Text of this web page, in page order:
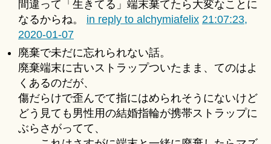
間違って「生きてる」端末棄てたら大変なことに
なるからね。 in reply to alchymiafelix 21:07:23,
2020-01-07
廃棄で未だに忘れられない話。
廃棄端末に古いストラップついたまま、てのはよ
くあるのだが、
傷だらけで歪んでて指にはめられそうにないけど
どう見ても男性用の結婚指輪が携帯ストラップに
ぶらさがってて、